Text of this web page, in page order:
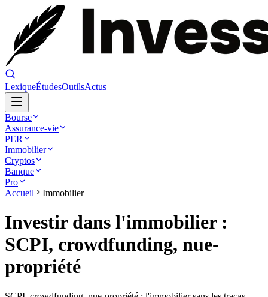
LexiqueÉtudesOutilsActus
Bourse
Assurance-vie
PER
Immobilier
Cryptos
Banque
Pro
Accueil
Immobilier
Investir dans l'immobilier :
SCPI, crowdfunding, nue-
propriété